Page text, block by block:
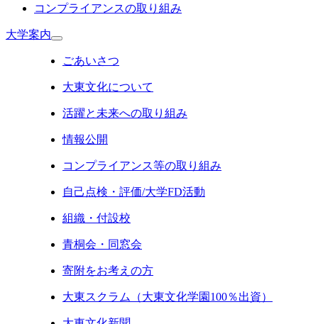
コンプライアンスの取り組み
大学案内
ごあいさつ
大東文化について
活躍と未来への取り組み
情報公開
コンプライアンス等の取り組み
自己点検・評価/大学FD活動
組織・付設校
青桐会・同窓会
寄附をお考えの方
大東スクラム（大東文化学園100％出資）